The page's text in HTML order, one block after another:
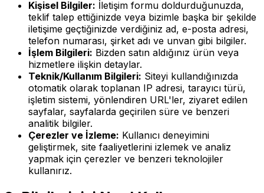
Kişisel Bilgiler: İletişim formu doldurduğunuzda,
teklif talep ettiğinizde veya bizimle başka bir şekilde
iletişime geçtiğinizde verdiğiniz ad, e-posta adresi,
telefon numarası, şirket adı ve unvan gibi bilgiler.
İşlem Bilgileri: Bizden satın aldığınız ürün veya
hizmetlere ilişkin detaylar.
Teknik/Kullanım Bilgileri: Siteyi kullandığınızda
otomatik olarak toplanan IP adresi, tarayıcı türü,
işletim sistemi, yönlendiren URL'ler, ziyaret edilen
sayfalar, sayfalarda geçirilen süre ve benzeri
analitik bilgiler.
Çerezler ve İzleme: Kullanıcı deneyimini
geliştirmek, site faaliyetlerini izlemek ve analiz
yapmak için çerezler ve benzeri teknolojiler
kullanırız.